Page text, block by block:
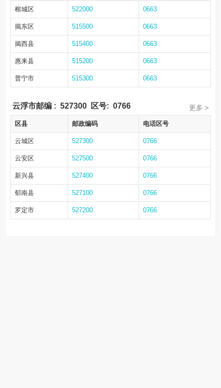
榕城区 522000 0663
揭东区 515500 0663
揭西县 515400 0663
惠来县 515200 0663
普宁市 515300 0663
云浮市邮编 : 527300 区号: 0766 更多 >
区县 邮政编码 电话区号
云城区 527300 0766
云安区 527500 0766
新兴县 527400 0766
郁南县 527100 0766
罗定市 527200 0766